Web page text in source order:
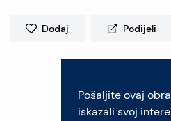
Dodaj Podijeli
Pošaljite ovaj
iskazali svoj